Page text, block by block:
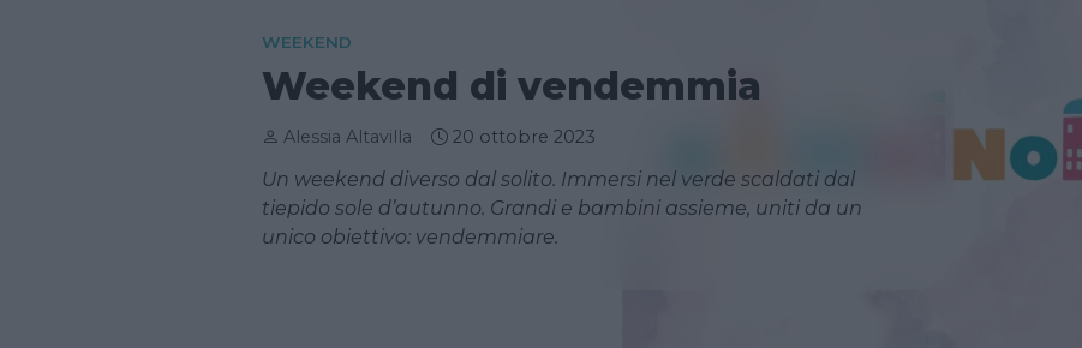
WEEKEND
Weekend di vendemmia
Alessia Altavilla 20 ottobre 2023
Un weekend diverso dal solito. Immersi nel verde scaldati dal
tiepido sole d’autunno. Grandi e bambini assieme, uniti da un
unico obiettivo: vendemmiare.